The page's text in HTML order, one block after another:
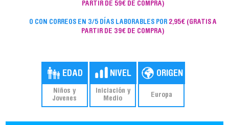
PARTIR DE 59€ DE COMPRA)
O CON CORREOS EN 3/5 DÍAS LABORABLES POR 2,95€ (GRATIS A
PARTIR DE 39€ DE COMPRA)
Niños y
Jovenes
Iniciación y
Medio
Europa